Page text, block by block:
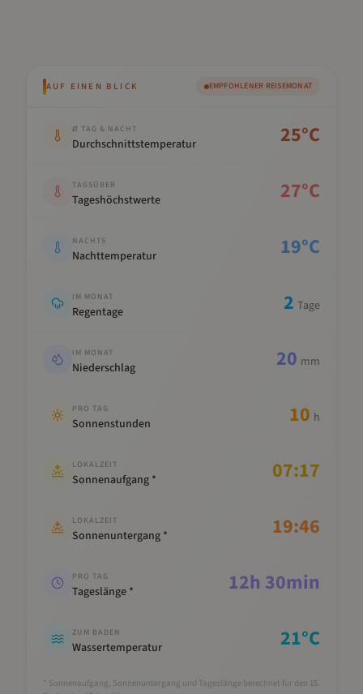
AUF EINEN BLICK EMPFOHLENER REISEMONAT
Ø TAG & NACHT
Durchschnittstemperatur 25°C
TAGSÜBER
Tageshöchstwerte 27°C
NACHTS
Nachttemperatur 19°C
IM MONAT
Regentage 2 Tage
IM MONAT
Niederschlag 20 mm
PRO TAG
Sonnenstunden 10 h
LOKALZEIT
Sonnenaufgang * 07:17
LOKALZEIT
Sonnenuntergang * 19:46
PRO TAG
Tageslänge * 12h 30min
ZUM BADEN
Wassertemperatur 21°C
* Sonnenaufgang, Sonnenuntergang und Tageslänge berechnet für den 15.